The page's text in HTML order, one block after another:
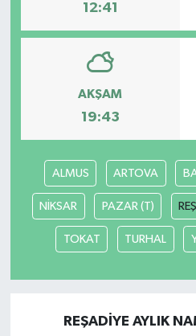
12:41
AKŞAM
19:43
ALMUS ARTOVA
NİKSAR PAZAR (T)
TOKAT TURHAL
REŞADİYE AYLIK